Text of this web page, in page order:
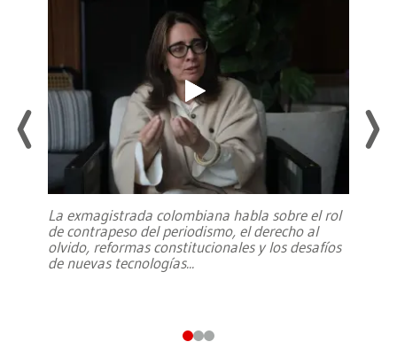
La exmagistrada colombiana habla sobre el rol
de contrapeso del periodismo, el derecho al
olvido, reformas constitucionales y los desafíos
de nuevas tecnologías...